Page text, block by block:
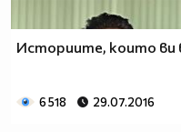
Историите, които ви
6 518 29.07.2016